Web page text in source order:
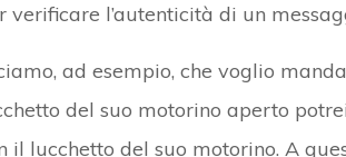
verificare l’autenticità di un
ad esempio, che voglio
del suo motorino aperto
il lucchetto del suo motorino. A